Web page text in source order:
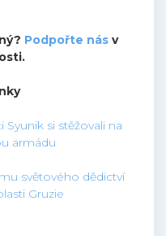
Podpořte násv
si stěžovali na
armádu
světového dědictví
Gruzie